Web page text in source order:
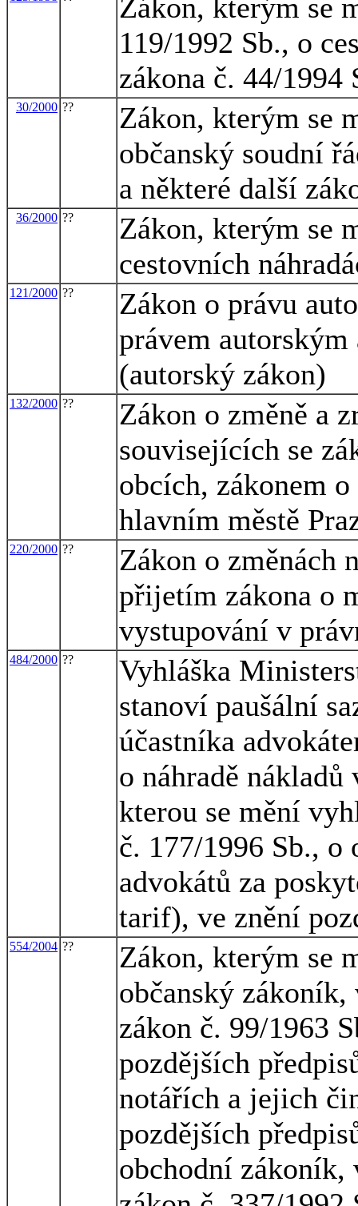
Zákon, kterým se
119/1992 Sb., o
zákona č. 44/1994
30/2000 ??
Zákon, kterým se
občanský soudní
a některé další
36/2000 ??
Zákon, kterým se
cestovních
121/2000 ??
Zákon o právu
právem autorským
(autorský zákon)
132/2000 ??
Zákon o změně a
souvisejících se
obcích, zákonem
hlavním městě
220/2000 ??
Zákon o změnách
přijetím zákona o
vystupování v
484/2000 ??
Vyhláška
stanoví paušální
účastníka
o náhradě
kterou se mění
č. 177/1996 Sb., o
advokátů za
tarif), ve znění
554/2004 ??
Zákon, kterým se
občanský
zákon č. 99/1963
pozdějších
notářích a jejich
pozdějších
obchodní zákoník,